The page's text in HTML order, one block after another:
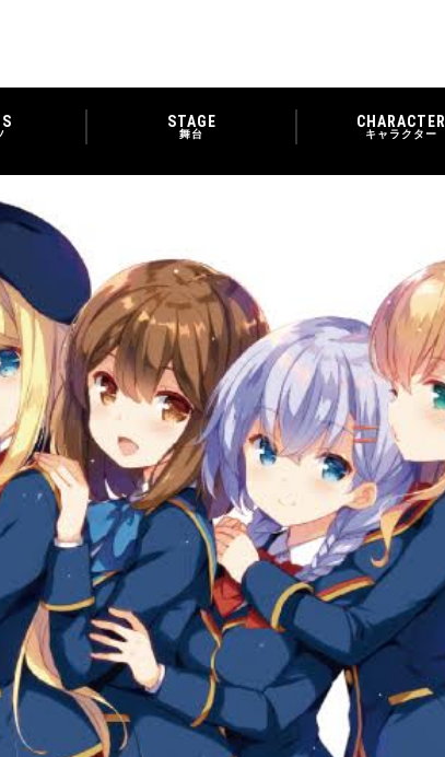
STAGE
舞台
CHARACTER
キャラクター